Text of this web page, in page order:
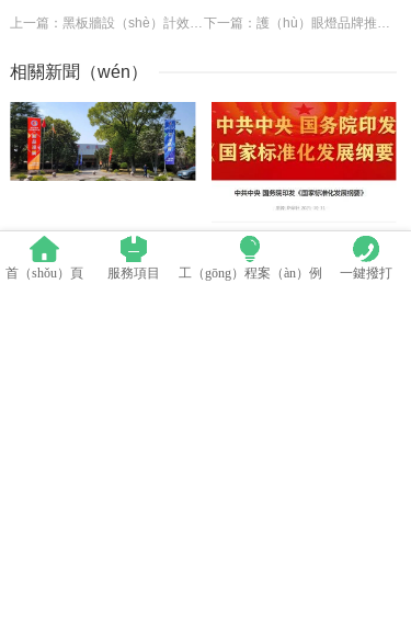
上一篇：黑板牆設（shè）計效果圖分享 教你用黑板牆裝飾新家 下一篇：護（hù）眼燈品牌推薦 如何選購護眼燈
相關新聞（wén）
中（zhōng）國LED顯示應用行業標準情況（kuàng）一覽
首（shǒu）頁 服務項目 工（gōng）程案（àn）例 一鍵撥打